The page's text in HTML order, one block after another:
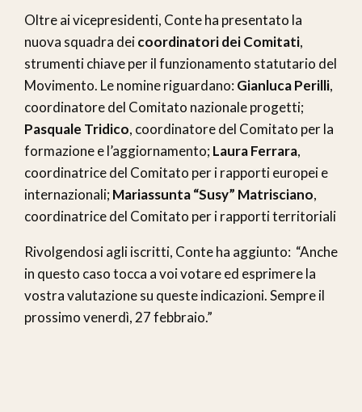
Oltre ai vicepresidenti, Conte ha presentato la
nuova squadra deicoordinatori dei Comitati,
strumenti chiave per il funzionamento statutario del
Movimento. Le nomine riguardano: Gianluca Perilli,
coordinatore del Comitato nazionale progetti;
Pasquale Tridico, coordinatore del Comitato per la
formazione e l’aggiornamento; Laura Ferrara,
coordinatrice del Comitato per i rapporti europei e
internazionali; Mariassunta “Susy” Matrisciano,
coordinatrice del Comitato per i rapporti territoriali
Rivolgendosi agli iscritti, Conte ha aggiunto: “Anche
in questo caso tocca a voi votare ed esprimere la
vostra valutazione su queste indicazioni. Sempre il
prossimo venerdì, 27 febbraio.”